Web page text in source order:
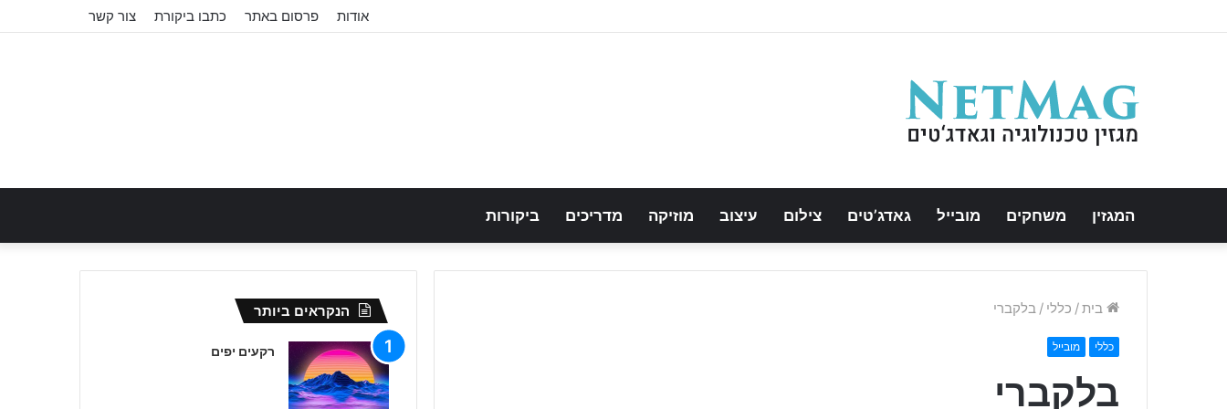
אודות פרסום באתר כתבו ביקורת צור קשר
המגזין משחקים מובייל גאדג’טים צילום עיצוב מוזיקה מדריכים ביקורות
בית/ כללי / בלקברי
כללי מובייל
בלקברי
הנקראים ביותר
רקעים יפים